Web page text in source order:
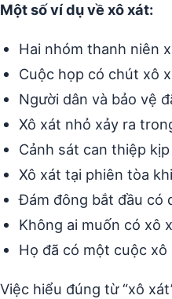
Một số ví dụ về xô xát:
Hai nhóm thanh niên
Cuộc họp có chút xô
Người dân và bảo vệ
Xô xát nhỏ xảy ra
Cảnh sát can thiệp
Xô xát tại phiên tòa
Đám đông bắt đầu có
Không ai muốn có xô
Họ đã có một cuộc xô
Việc hiểu đúng từ “xô